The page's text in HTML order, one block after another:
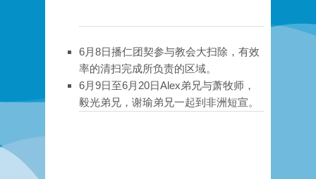
6月8日播仁团契参与教会大扫除，有效
率的清扫完成所负责的区域。
6月9日至6月20日Alex弟兄与萧牧师，
毅光弟兄，谢瑜弟兄一起到非洲短宣。